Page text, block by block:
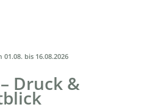
bis 16.08.2026
Druck &